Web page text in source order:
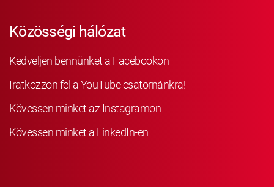
Közösségi hálózat
Kedveljen bennünket a Facebookon
Iratkozzon fel a YouTube csatornánkra!
Kövessen minket az Instagramon
Kövessen minket a LinkedIn-en